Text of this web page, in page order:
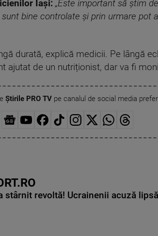
Iași: „Este important să știm
bine controlate și prin urmare pot
durată, explică medicii. Pe lângă
ajutat de un nutriționist, dar va fi
Știrile PRO TVpe canalul de social media
stârnit revoltă! Ucrainenii acuză